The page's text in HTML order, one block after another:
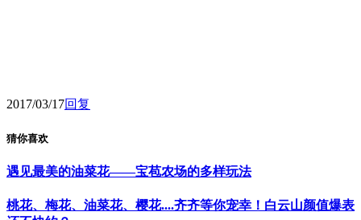
2017/03/17回复
猜你喜欢
遇见最美的油菜花——宝苞农场的多样玩法
桃花、梅花、油菜花、樱花....齐齐等你宠幸！白云山颜值爆表